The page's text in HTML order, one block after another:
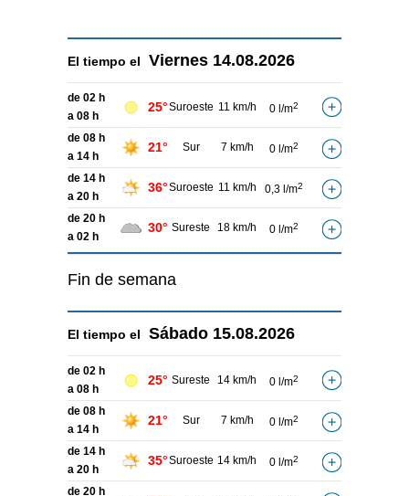
El tiempo el Viernes 14.08.2026
de 02 h
a 08 h
25°Suroeste 11 km/h 0 l/m2
de 08 h
a 14 h
21° Sur 7 km/h 0 l/m2
de 14 h
a 20 h
36°Suroeste 11 km/h 0,3 l/m2
de 20 h
a 02 h
30° Sureste 18 km/h 0 l/m2
Fin de semana
El tiempo el Sábado 15.08.2026
de 02 h
a 08 h
25° Sureste 14 km/h 0 l/m2
de 08 h
a 14 h
21° Sur 7 km/h 0 l/m2
de 14 h
a 20 h
35°Suroeste 14 km/h 0 l/m2
de 20 h